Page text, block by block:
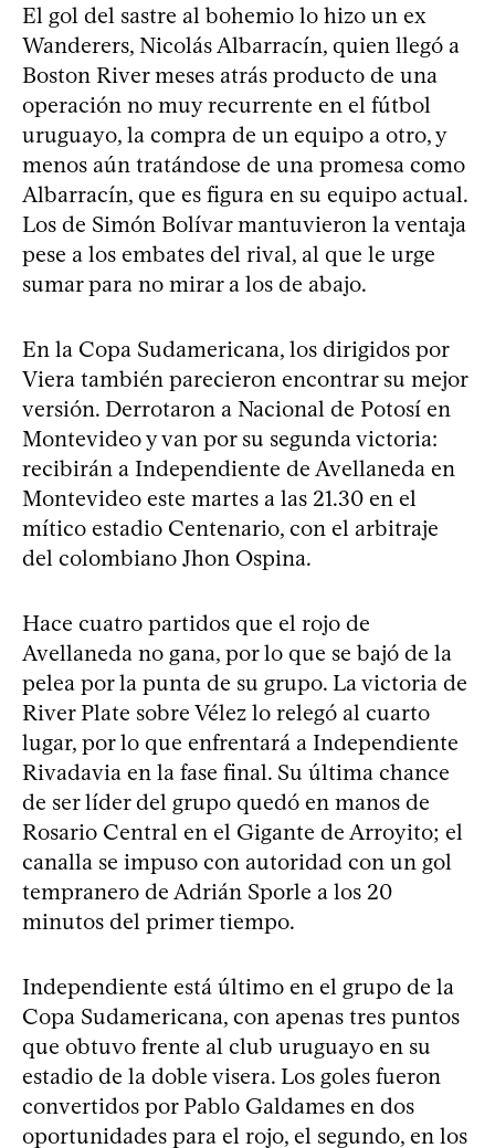
El gol del sastre al bohemio lo hizo un ex
Wanderers, Nicolás Albarracín, quien llegó a
Boston River meses atrás producto de una
operación no muy recurrente en el fútbol
uruguayo, la compra de un equipo a otro, y
menos aún tratándose de una promesa como
Albarracín, que es figura en su equipo actual.
Los de Simón Bolívar mantuvieron la ventaja
pese a los embates del rival, al que le urge
sumar para no mirar a los de abajo.
En la Copa Sudamericana, los dirigidos por
Viera también parecieron encontrar su mejor
versión. Derrotaron a Nacional de Potosí en
Montevideo y van por su segunda victoria:
recibirán a Independiente de Avellaneda en
Montevideo este martes a las 21.30 en el
mítico estadio Centenario, con el arbitraje
del colombiano Jhon Ospina.
Hace cuatro partidos que el rojo de
Avellaneda no gana, por lo que se bajó de la
pelea por la punta de su grupo. La victoria de
River Plate sobre Vélez lo relegó al cuarto
lugar, por lo que enfrentará a Independiente
Rivadavia en la fase final. Su última chance
de ser líder del grupo quedó en manos de
Rosario Central en el Gigante de Arroyito; el
canalla se impuso con autoridad con un gol
tempranero de Adrián Sporle a los 20
minutos del primer tiempo.
Independiente está último en el grupo de la
Copa Sudamericana, con apenas tres puntos
que obtuvo frente al club uruguayo en su
estadio de la doble visera. Los goles fueron
convertidos por Pablo Galdames en dos
oportunidades para el rojo, el segundo, en los